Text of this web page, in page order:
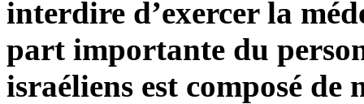
interdire d’exercer la
part importante du
israéliens est composé de